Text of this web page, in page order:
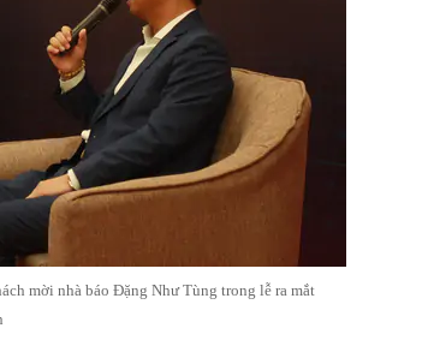
mời nhà báo Đặng Như Tùng trong lễ ra mắt